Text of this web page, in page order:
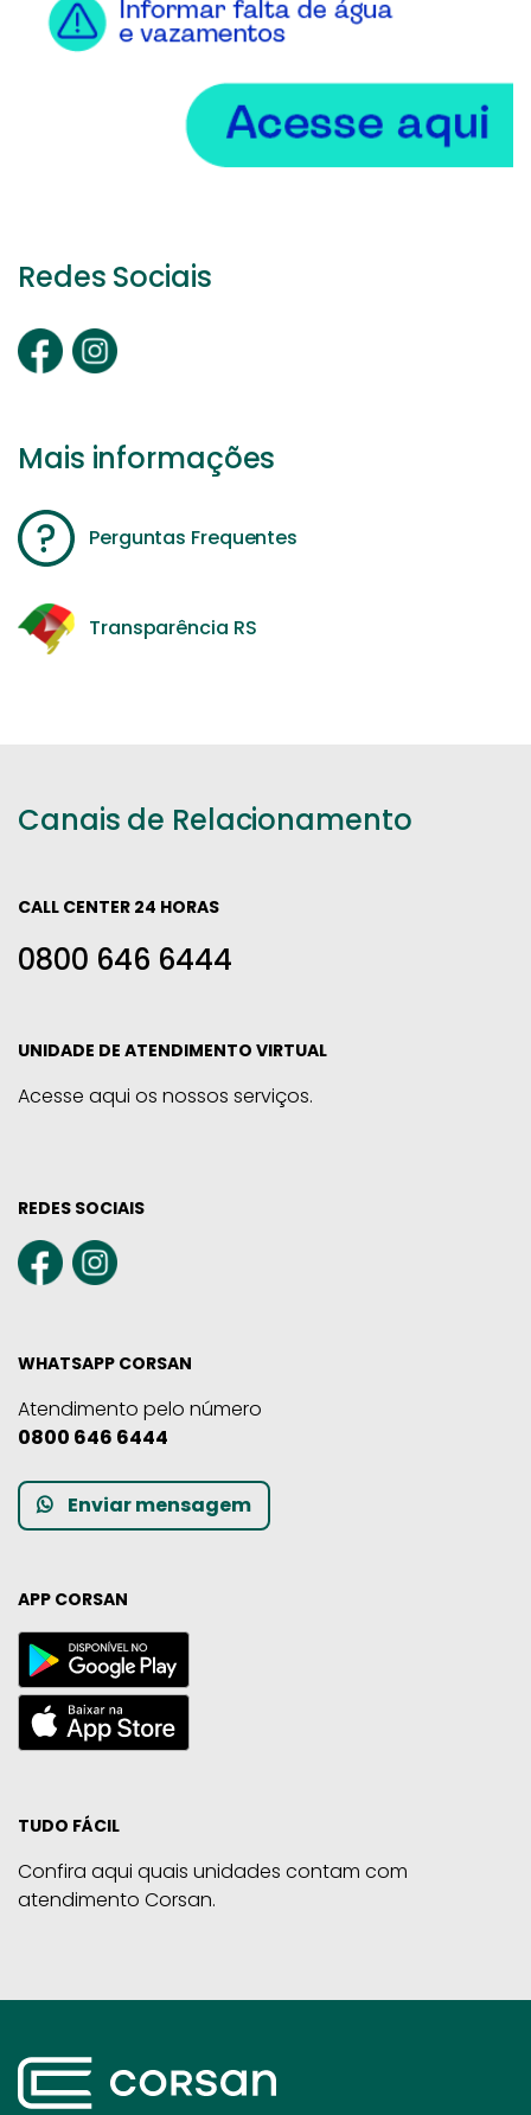
Redes Sociais
Mais informações
Perguntas Frequentes
Transparência RS
Canais de Relacionamento
CALL CENTER 24 HORAS
0800 646 6444
UNIDADE DE ATENDIMENTO VIRTUAL
Acesse aqui os nossos serviços.
REDES SOCIAIS
WHATSAPP CORSAN
Atendimento pelo número
0800 646 6444
Enviar mensagem
APP CORSAN
TUDO FÁCIL
Confira aqui quais unidades contam com
atendimento Corsan.